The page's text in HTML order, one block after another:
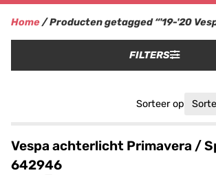
Home/ Producten getagged “'19-'20
FILTERS
Sorteer op
Vespa achterlicht Primavera /
642946